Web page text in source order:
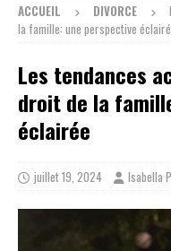
ACCUEIL DIVORCE
la famille: une perspective
Les tendances
droit de la
éclairée
juillet 19, 2024 Isabella